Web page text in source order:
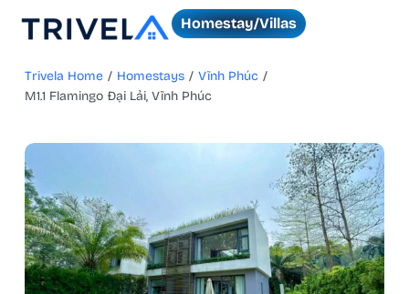
Homestay/Villas
Trivela Home / Homestays / Vĩnh Phúc /
M1.1 Flamingo Đại Lải, Vĩnh Phúc